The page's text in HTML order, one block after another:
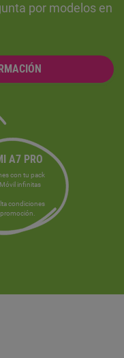
por modelos en
A7 PRO
con tu pack
infinitas
condiciones
promoción.